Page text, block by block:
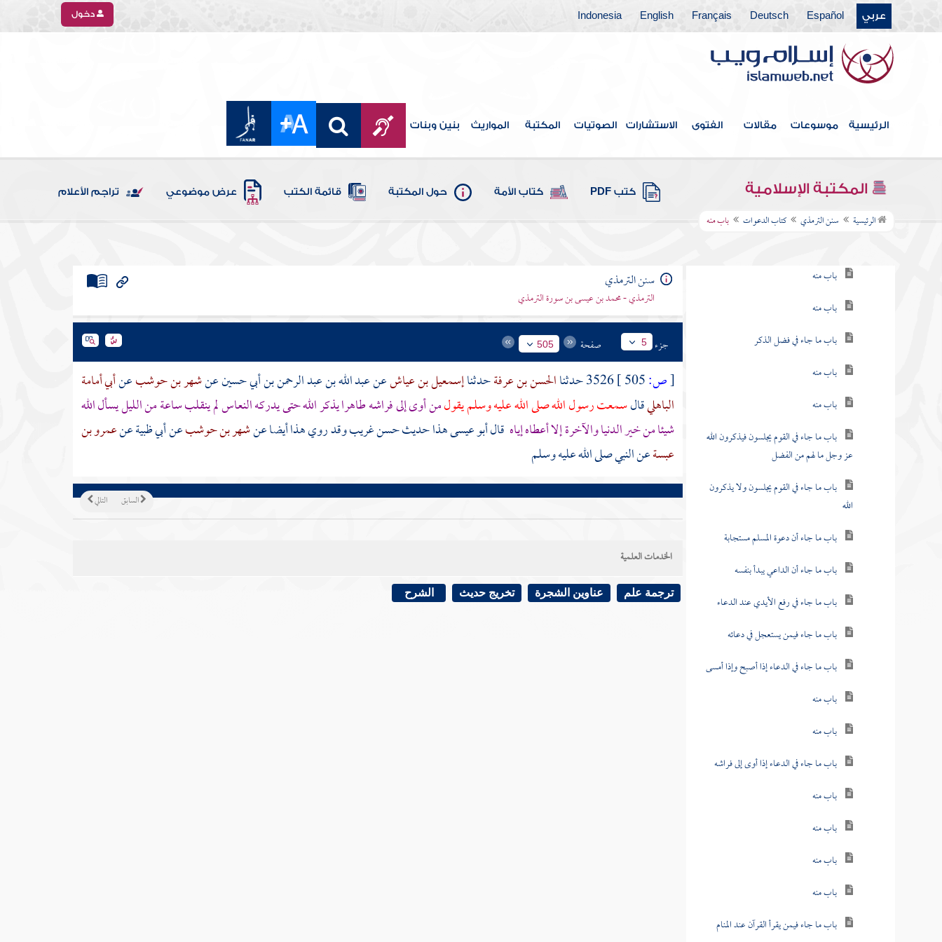
عربي Español
Deutsch
Français
English
Indonesia دخول
الرئيسية موسوعات مقالات الفتوى الاستشارات الصوتيات المكتبة المواريث بنين وبنات
المكتبة الإسلامية كتب PDF كتاب الأمة حول المكتبة قائمة الكتب عرض موضوعي تراجم الأعلام
الرئيسية سنن الترمذي كتاب الدعوات باب منه
كتاب الاستئذان والآداب
كتاب الأدب
كتاب الأمثال
كتاب فضائل القرآن
كتاب القراءات
كتاب تفسير القرآن
كتاب الدعوات
باب منه
باب منه
باب ما جاء في فضل الذكر
باب منه
باب منه
باب ما جاء في القوم يجلسون فيذكرون الله
عز وجل ما لهم من الفضل
باب ما جاء في القوم يجلسون ولا يذكرون
الله
باب ما جاء أن دعوة المسلم مستجابة
باب ما جاء أن الداعي يبدأ بنفسه
باب ما جاء في رفع الأيدي عند الدعاء
باب ما جاء فيمن يستعجل في دعائه
باب ما جاء في الدعاء إذا أصبح وإذا أمسى
باب منه
باب منه
باب ما جاء في الدعاء إذا أوى إلى فراشه
باب منه
باب منه
باب منه
باب منه
باب ما جاء فيمن يقرأ القرآن عند المنام
سنن الترمذي
الترمذي - محمد بن عيسى بن سورة الترمذي
جزء 5 صفحة 505
[ص: 3526 حدثنا الحسن بن عرفةحدثناإسمعيل بن عياشعنعبد الله بن عبد الرحمن بن أبي حسينعنشهر بن حوشبعنأبي أمامة
الباهليقالسمعت رسول الله صلى الله عليه وسلم يقولمن أوى إلى فراشه طاهرا يذكر الله حتى يدركه النعاس لم ينقلب ساعة من الليل يسأل الله
شيئا من خير الدنيا والآخرة إلا أعطاه إياه قال أبو عيسى هذا حديث حسن غريب وقد روي هذا أيضا عنشهر بن حوشبعنأبي ظبيةعنعمرو بن
عبسةعن النبي صلى الله عليه وسلم
التالي السابق
الخدمات العلمية
ترجمة علم عناوين الشجرة تخريج حديث الشرح